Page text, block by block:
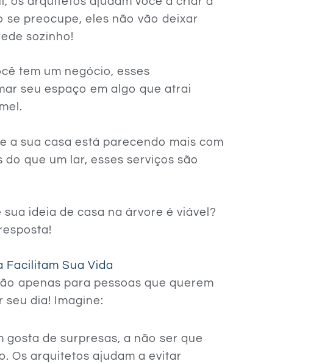
se preocupe, eles não vão deixar
sozinho!
tem um negócio, esses
seu espaço em algo que atrai
a sua casa está parecendo mais com
que um lar, esses serviços são
sua ideia de casa na árvore é viável?
Facilitam Sua Vida
apenas para pessoas que querem
seu dia! Imagine:
gosta de surpresas, a não ser que
Os arquitetos ajudam a evitar